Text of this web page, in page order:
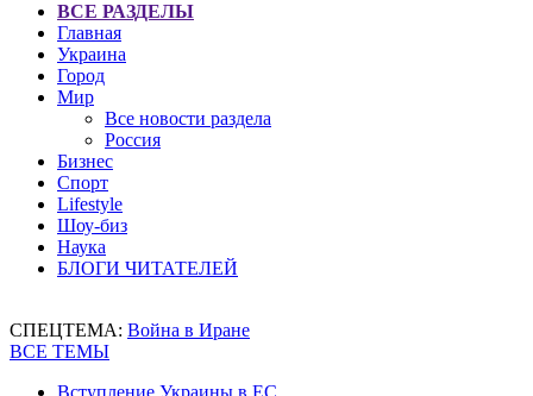
ВСЕ РАЗДЕЛЫ
Главная
Украина
Город
Мир
Все новости раздела
Россия
Бизнес
Спорт
Lifestyle
Шоу-биз
Наука
БЛОГИ ЧИТАТЕЛЕЙ
СПЕЦТЕМА: Война в Иране
ВСЕ ТЕМЫ
Вступление Украины в ЕС